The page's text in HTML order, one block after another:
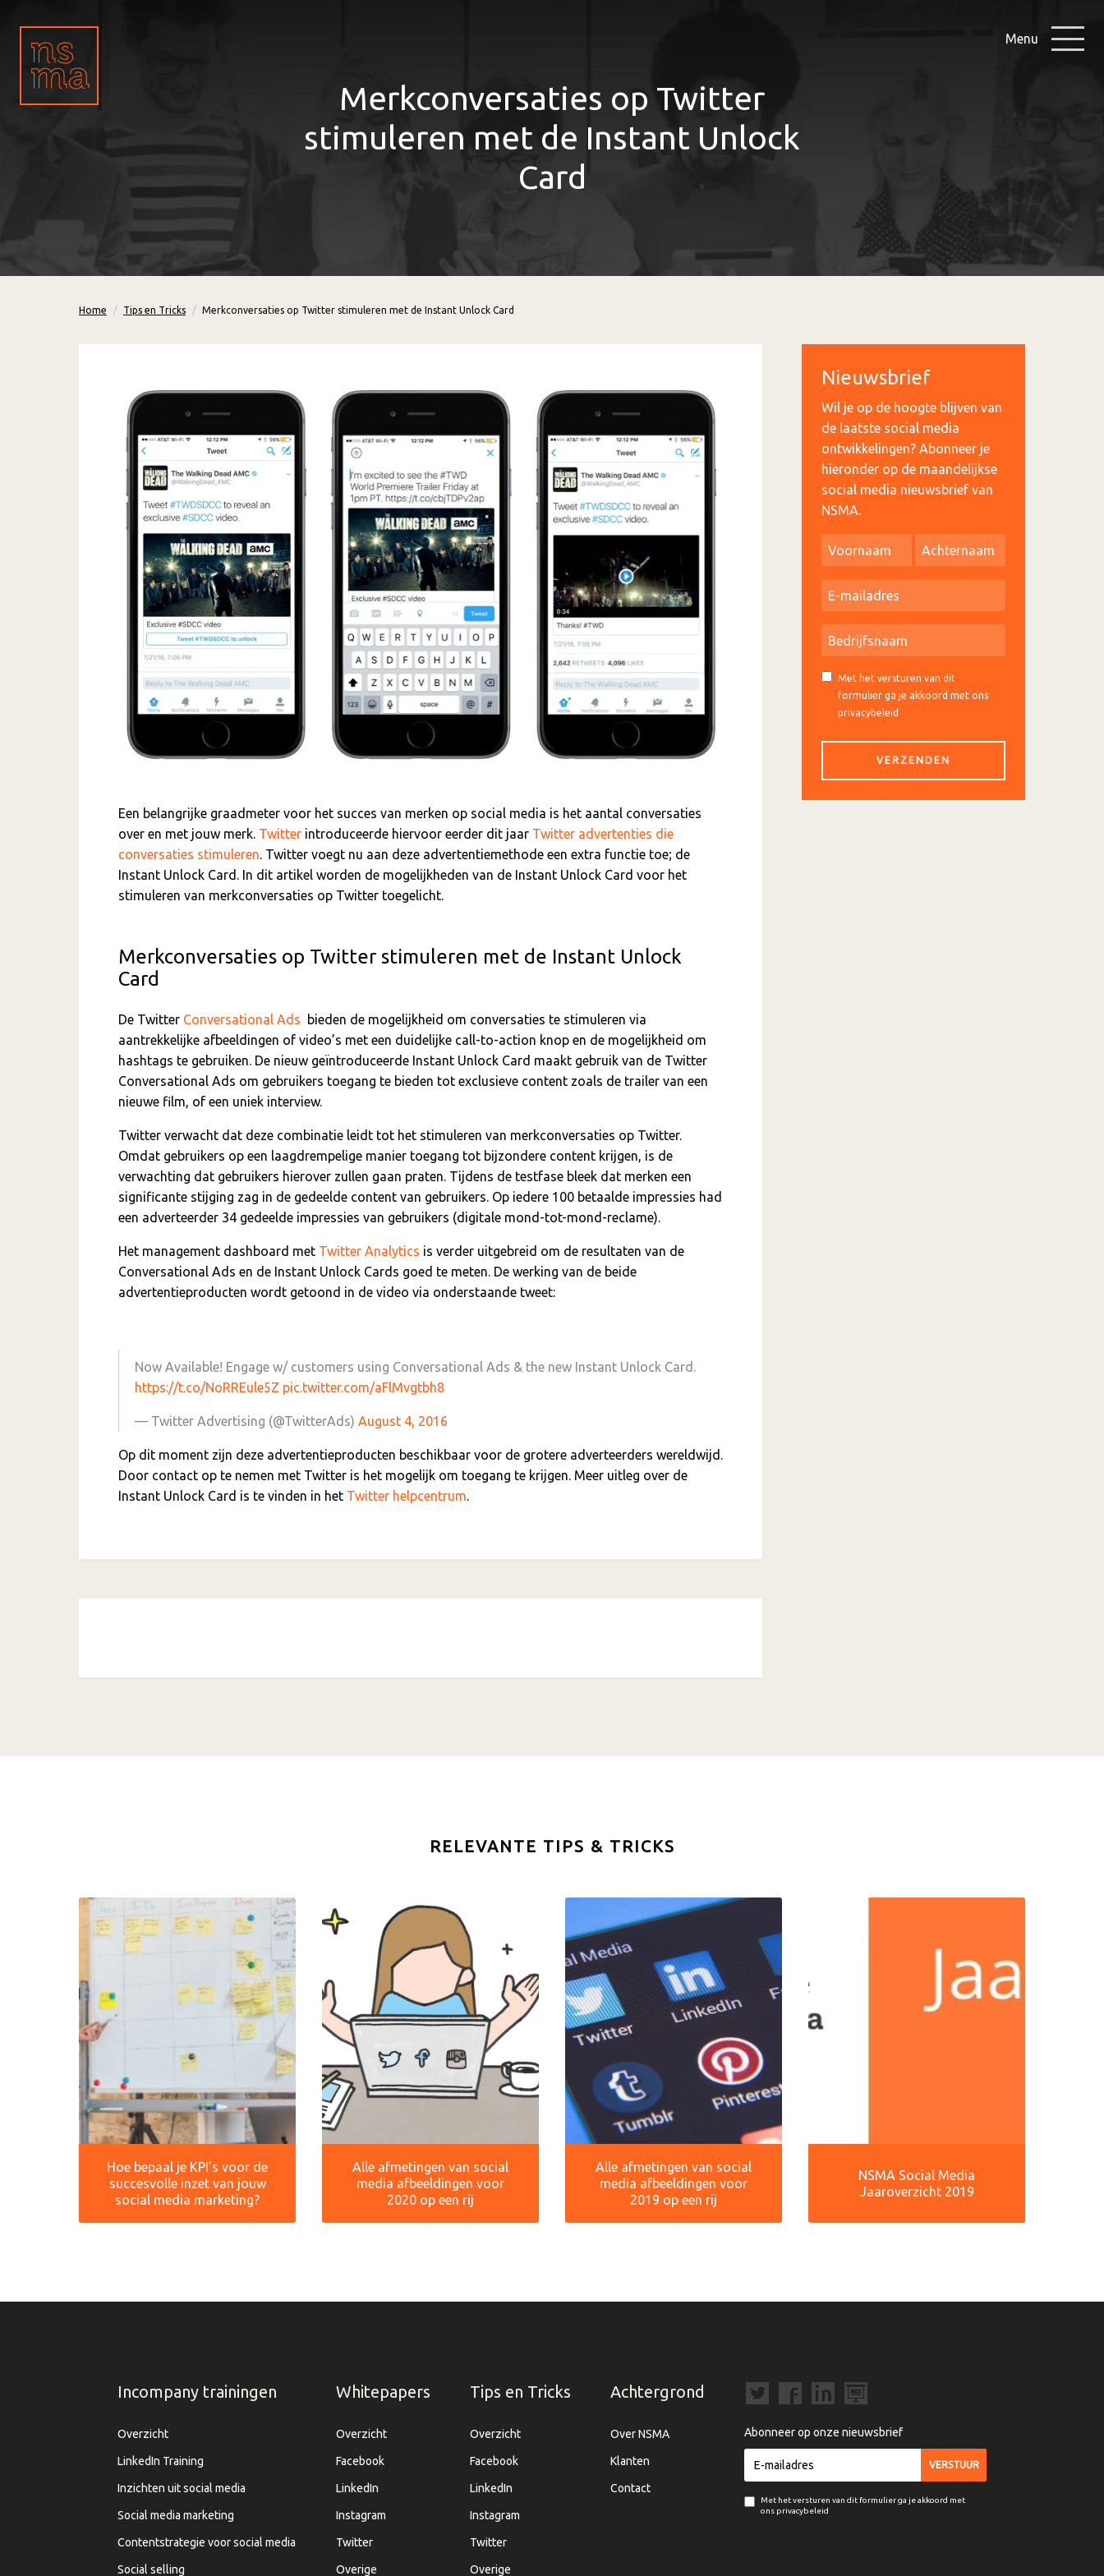
Menu
Merkconversaties op Twitter
stimuleren met de Instant Unlock
Card
Home Tips en Tricks Merkconversaties op Twitter stimuleren met de Instant Unlock Card
Een belangrijke graadmeter voor het succes van merken op social media is het aantal conversaties
over en met jouw merk. Twitter introduceerde hiervoor eerder dit jaar Twitter advertenties die
conversaties stimuleren. Twitter voegt nu aan deze advertentiemethode een extra functie toe; de
Instant Unlock Card. In dit artikel worden de mogelijkheden van de Instant Unlock Card voor het
stimuleren van merkconversaties op Twitter toegelicht.
Merkconversaties op Twitter stimuleren met de Instant Unlock
Card
De Twitter Conversational Ads bieden de mogelijkheid om conversaties te stimuleren via
aantrekkelijke afbeeldingen of video’s met een duidelijke call-to-action knop en de mogelijkheid om
hashtags te gebruiken. De nieuw geïntroduceerde Instant Unlock Card maakt gebruik van de Twitter
Conversational Ads om gebruikers toegang te bieden tot exclusieve content zoals de trailer van een
nieuwe film, of een uniek interview.
Twitter verwacht dat deze combinatie leidt tot het stimuleren van merkconversaties op Twitter.
Omdat gebruikers op een laagdrempelige manier toegang tot bijzondere content krijgen, is de
verwachting dat gebruikers hierover zullen gaan praten. Tijdens de testfase bleek dat merken een
significante stijging zag in de gedeelde content van gebruikers. Op iedere 100 betaalde impressies had
een adverteerder 34 gedeelde impressies van gebruikers (digitale mond-tot-mond-reclame).
Het management dashboard met Twitter Analytics is verder uitgebreid om de resultaten van de
Conversational Ads en de Instant Unlock Cards goed te meten. De werking van de beide
advertentieproducten wordt getoond in de video via onderstaande tweet:
Now Available! Engage w/ customers using Conversational Ads & the new Instant Unlock Card.
https://t.co/NoRREule5Z pic.twitter.com/aFlMvgtbh8
— Twitter Advertising (@TwitterAds) August 4, 2016
Op dit moment zijn deze advertentieproducten beschikbaar voor de grotere adverteerders wereldwijd.
Door contact op te nemen met Twitter is het mogelijk om toegang te krijgen. Meer uitleg over de
Instant Unlock Card is te vinden in het Twitter helpcentrum.
Nieuwsbrief
Wil je op de hoogte blijven van
de laatste social media
ontwikkelingen? Abonneer je
hieronder op de maandelijkse
social media nieuwsbrief van
NSMA.
Met het versturen van dit
formulier ga je akkoord met ons
privacybeleid
RELEVANTE TIPS & TRICKS
Hoe bepaal je KPI’s voor de
succesvolle inzet van jouw
social media marketing?
Alle afmetingen van social
media afbeeldingen voor
2020 op een rij
Alle afmetingen van social
media afbeeldingen voor
2019 op een rij
NSMA Social Media
Jaaroverzicht 2019
Incompany trainingen
Overzicht
LinkedIn Training
Inzichten uit social media
Social media marketing
Contentstrategie voor social media
Social selling
Whitepapers
Overzicht
Facebook
LinkedIn
Instagram
Twitter
Overige
Tips en Tricks
Overzicht
Facebook
LinkedIn
Instagram
Twitter
Overige
Achtergrond
Over NSMA
Klanten
Contact
Abonneer op onze nieuwsbrief
Met het versturen van dit formulier ga je akkoord met
ons privacybeleid